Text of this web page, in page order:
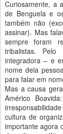
Curiosamente, a
de Benguela e
também não
assinar). Mas
sempre foram
tribalistas.
integradora – e
nome dela
para falar em
Mas a causa
Américo
cultura de
importante agora